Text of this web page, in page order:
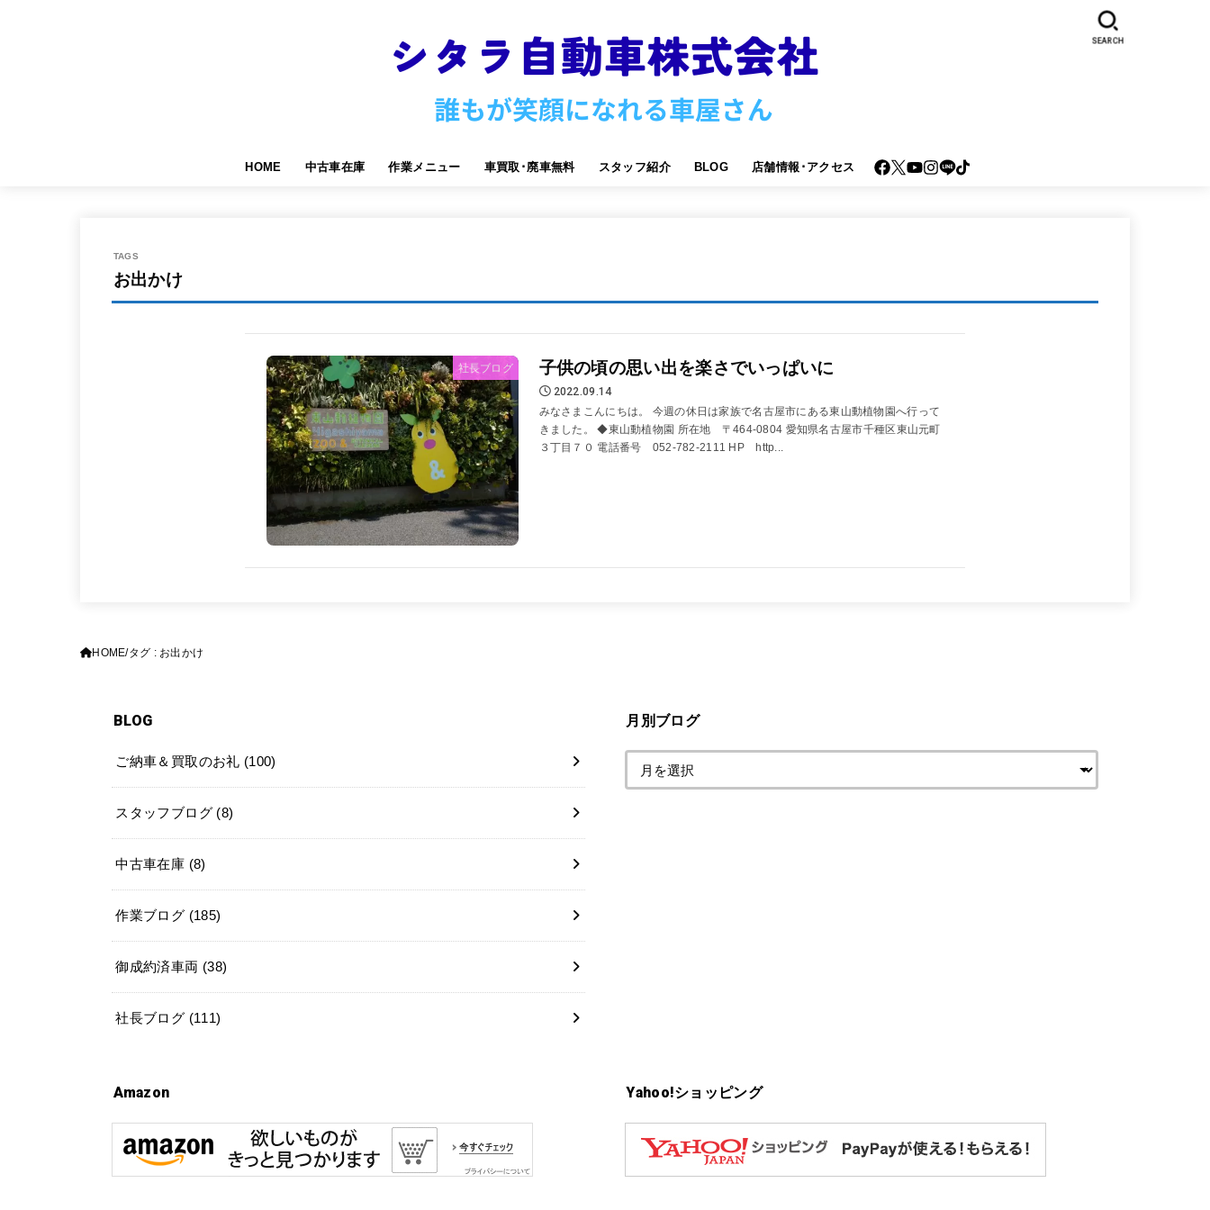
HOME 中古車在庫 作業メニュー 車買取･廃車無料 スタッフ紹介 BLOG 店舗情報･アクセス
SEARCH
お出かけ
社長ブログ 子供の頃の思い出を楽さでいっぱいに
2022.09.14
みなさまこんにちは。 今週の休日は家族で名古屋市にある東山動植物園へ行って
きました。 ◆東山動植物園 所在地 〒464-0804 愛知県名古屋市千種区東山元町
３丁目７０ 電話番号 052-782-2111 HP http...
HOME タグ : お出かけ
BLOG
ご納車＆買取のお礼 (100)
スタッフブログ (8)
中古車在庫 (8)
作業ブログ (185)
御成約済車両 (38)
社長ブログ (111)
月別ブログ
Amazon Yahoo!ショッピング